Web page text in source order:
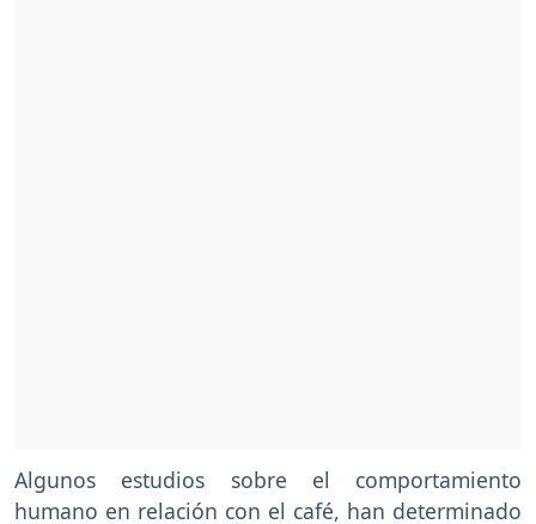
Algunos estudios sobre el comportamiento
humano en relación con el café, han determinado